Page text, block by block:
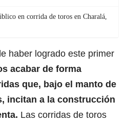
en corrida de toros en Charalá,
haber logrado este primer
acabar de forma
que, bajo el manto de
incitan a la construcción
Las corridas de toros